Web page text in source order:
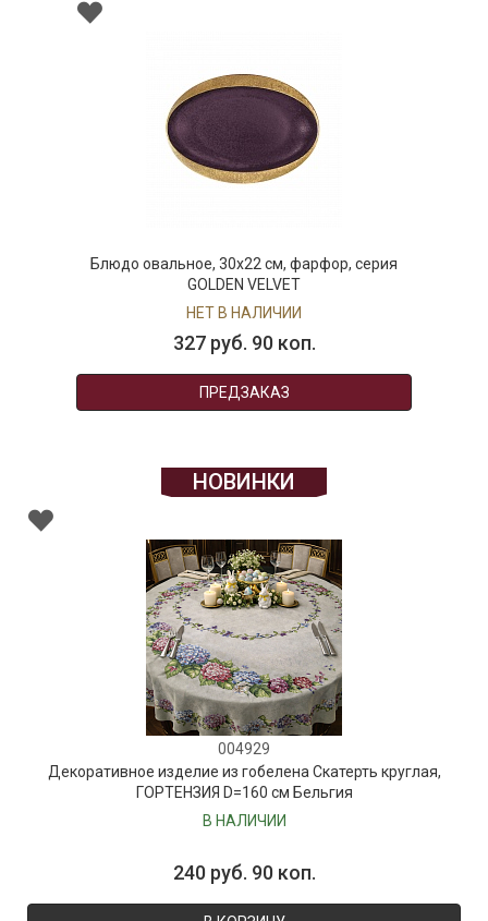
Блюдо овальное, 30х22 см, фарфор, серия
GOLDEN VELVET
НЕТ В НАЛИЧИИ
327 руб. 90 коп.
ПРЕДЗАКАЗ
НОВИНКИ
004929
Декоративное изделие из гобелена Скатерть круглая,
ГОРТЕНЗИЯ D=160 см Бельгия
В НАЛИЧИИ
240 руб. 90 коп.